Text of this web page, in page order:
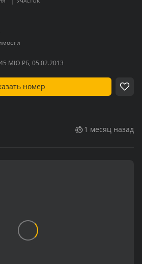
МЮ РБ, 05.02.2013
номер
1 месяц назад